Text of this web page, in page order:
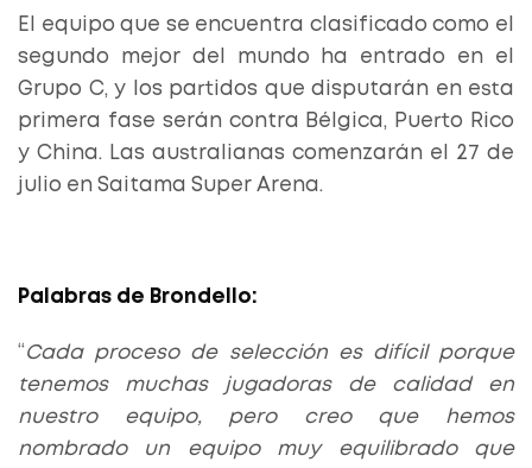
El equipo que se encuentra clasificado como el
segundo mejor del mundo ha entrado en el
Grupo C, y los partidos que disputarán en esta
primera fase serán contra Bélgica, Puerto Rico
y China. Las australianas comenzarán el 27 de
julio en Saitama Super Arena.
Palabras de Brondello:
“ Cada proceso de selección es difícil porque
tenemos muchas jugadoras de calidad en
nuestro equipo, pero creo que hemos
nombrado un equipo muy equilibrado que